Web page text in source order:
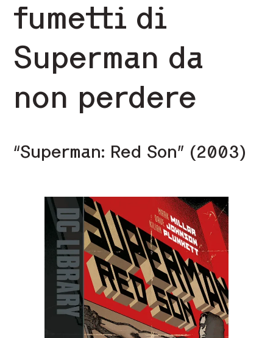
fumetti di
Superman da
non perdere
“Superman: Red Son” (2003)